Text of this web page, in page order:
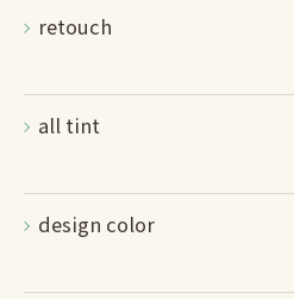
retouch
all tint
design color